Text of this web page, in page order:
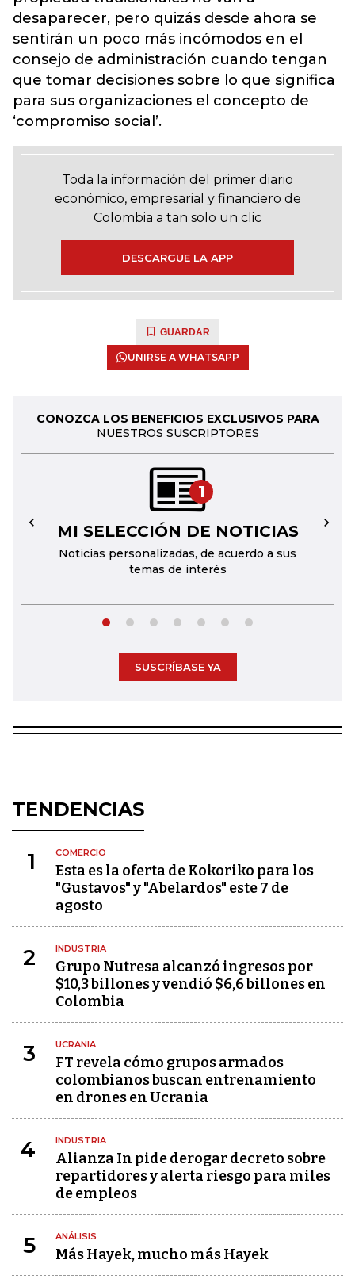
desaparecer, pero quizás desde ahora se
sentirán un poco más incómodos en el
consejo de administración cuando tengan
que tomar decisiones sobre lo que significa
para sus organizaciones el concepto de
‘compromiso social’.
Toda la información del primer diario
económico, empresarial y financiero de
Colombia a tan solo un clic
DESCARGUE LA APP
GUARDAR
UNIRSE A WHATSAPP
CONOZCA LOS BENEFICIOS EXCLUSIVOS PARA
NUESTROS SUSCRIPTORES
1
MI SELECCIÓN DE NOTICIAS
Noticias personalizadas, de acuerdo a sus
temas de interés
← →
SUSCRÍBASE YA
TENDENCIAS
1 COMERCIO
Esta es la oferta de Kokoriko para los
"Gustavos" y "Abelardos" este 7 de
agosto
2 INDUSTRIA
Grupo Nutresa alcanzó ingresos por
$10,3 billones y vendió $6,6 billones en
Colombia
3 UCRANIA
FT revela cómo grupos armados
colombianos buscan entrenamiento
en drones en Ucrania
4 INDUSTRIA
Alianza In pide derogar decreto sobre
repartidores y alerta riesgo para miles
de empleos
5 ANÁLISIS
Más Hayek, mucho más Hayek